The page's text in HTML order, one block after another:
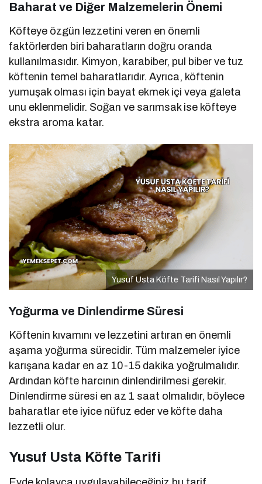
Baharat ve Diğer Malzemelerin Önemi
Köfteye özgün lezzetini veren en önemli
faktörlerden biri baharatların doğru oranda
kullanılmasıdır. Kimyon, karabiber, pul biber ve tuz
köftenin temel baharatlarıdır. Ayrıca, köftenin
yumuşak olması için bayat ekmek içi veya galeta
unu eklenmelidir. Soğan ve sarımsak ise köfteye
ekstra aroma katar.
Yusuf Usta Köfte Tarifi Nasıl Yapılır?
Yoğurma ve Dinlendirme Süresi
Köftenin kıvamını ve lezzetini artıran en önemli
aşama yoğurma sürecidir. Tüm malzemeler iyice
karışana kadar en az 10-15 dakika yoğrulmalıdır.
Ardından köfte harcının dinlendirilmesi gerekir.
Dinlendirme süresi en az 1 saat olmalıdır, böylece
baharatlar ete iyice nüfuz eder ve köfte daha
lezzetli olur.
Yusuf Usta Köfte Tarifi